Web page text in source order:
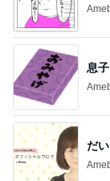
息
だ